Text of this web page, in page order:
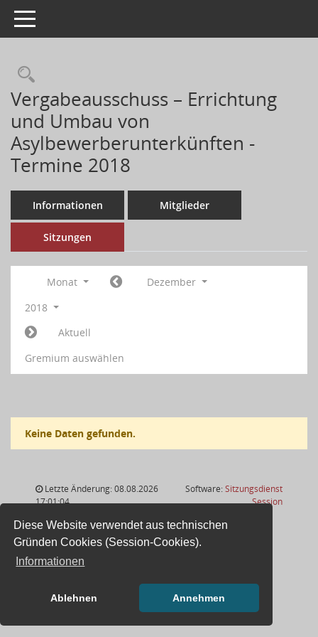
Diese Website verwendet aus technischen
Gründen Cookies (Session-Cookies).
Informationen
Ablehnen Annehmen
Toggle navigation
Vergabeausschuss – Errichtung
und Umbau von
Asylbewerberunterkünften -
Termine 2018
Informationen Mitglieder
Sitzungen
Monat
Dezember
2018
Aktuell
Gremium auswählen
Keine Daten gefunden.
Letzte Änderung: 08.08.2026
17:01:04
Software:Sitzungsdienst
Session(Wird in